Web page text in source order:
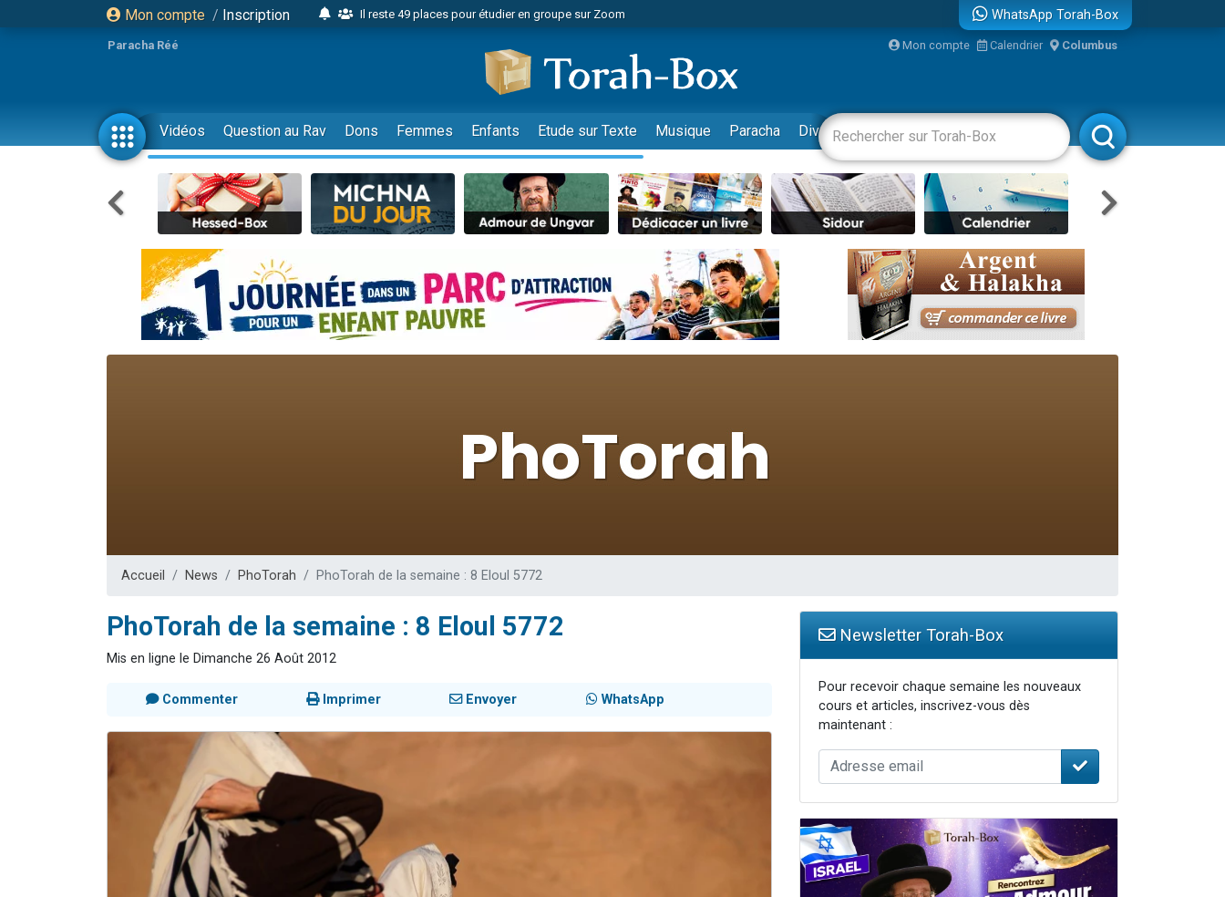
Mon compte / Inscription
Il reste 49 places pour étudier en groupe sur Zoom
2 personnes viennent de nous rejoindre sur WhatsApp
6 personnes viennent de nous rejoindre sur WhatsApp
4 personnes viennent de faire un don pour Reloger Rivka, 6 enfants, victime de violences...
2 personnes viennent de faire un don pour 1 Journée de Vacances Pour les Enfants
17 personnes viennent de demander une bénédiction
4 personnes viennent de nous rejoindre sur WhatsApp
Il reste 49 places pour étudier en groupe sur Zoom
4 personnes viennent de nous rejoindre sur WhatsApp
3 personnes viennent de nous rejoindre sur WhatsApp
Odaya vient de donner son Maasser
30 personnes viennent de faire un don pour Sauvez la jambe de Yohan
Il reste 49 places pour étudier en groupe sur Zoom
WhatsApp Torah-Box
Paracha Réé Mon compte Calendrier Columbus
Vidéos Question au Rav Dons Femmes Enfants Etude sur Texte Musique Paracha Divertissements Livres Rabbanim
Accueil News PhoTorah PhoTorah de la semaine : 8 Eloul 5772
PhoTorah de la semaine : 8 Eloul 5772
Mis en ligne le Dimanche 26 Août 2012
Commenter Imprimer Envoyer WhatsApp
Newsletter Torah-Box
Pour recevoir chaque semaine les nouveaux
cours et articles, inscrivez-vous dès
maintenant :